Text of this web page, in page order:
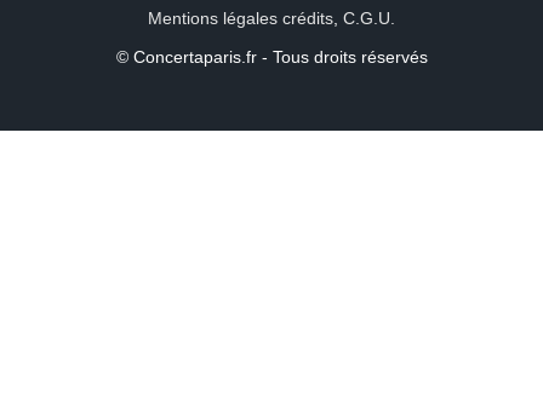
Mentions légales crédits C.G.U.
© Concertaparis.fr - Tous droits réservés